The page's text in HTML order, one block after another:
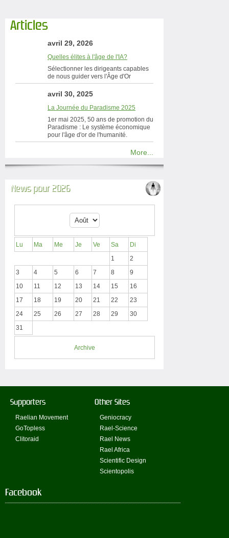
Articles
avril 29, 2026
Quelles élites à l'âge de l'IA?
Sélectionner les dirigeants capables
de nous guider vers l'Âge d'Or
avril 30, 2025
La Journée du Paradisme 2025
1er mai 2025, 50 ans de promotion du
Paradisme : Le système économique
pour l'âge d'or de l'humanité.
More...
News pour 2026
Lu Ma Me Je Ve Sa
Di
1
2
3
4 5 6 7 8
9
10
11 12 13 14 15
16
17
18 19 20 21 22
23
24
25 26 27 28 29
30
31
Archive
Supporters
Raelian Movement
GoTopless
Clitoraid
Other Sites
Geniocracy
Rael-Science
Rael News
Rael Africa
Scientific Design
Scientopolis
Facebook